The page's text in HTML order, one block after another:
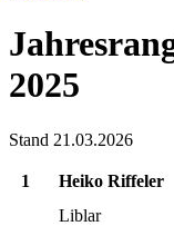
2025
Stand 21.03.2026
1 Heiko Riffeler
Liblar